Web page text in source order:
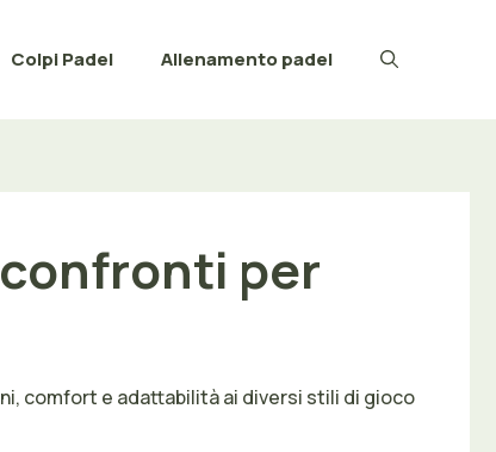
Colpi Padel Allenamento padel
per
comfort e adattabilità ai diversi stili di gioco